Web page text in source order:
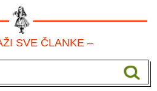
SVE ČLANKE –